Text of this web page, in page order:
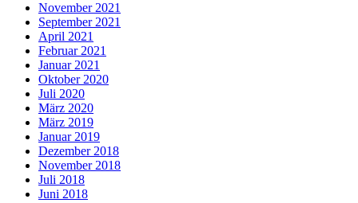
November 2021
September 2021
April 2021
Februar 2021
Januar 2021
Oktober 2020
Juli 2020
März 2020
März 2019
Januar 2019
Dezember 2018
November 2018
Juli 2018
Juni 2018